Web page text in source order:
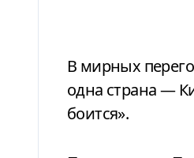
В мирных переговорах по окончанию войны в Украине может появиться еще
одна страна —
боится».